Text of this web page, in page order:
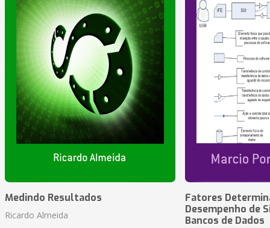
Medindo Resultados
Ricardo Almeida
Fatores
Desempenho de
Bancos de Dados